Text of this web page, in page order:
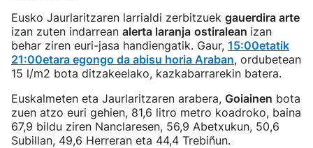
Eusko Jaurlaritzaren larrialdi zerbitzuek gauerdira arte
izan zuten indarrean alerta laranja ostiralean izan
behar ziren euri-jasa handiengatik. Gaur, 15:00etatik
21:00etara egongo da abisu horia Araban, ordubetean
15 l/m2 bota ditzakeelako, kazkabarrarekin batera.
Euskalmeten eta Jaurlaritzaren arabera, Goiainen bota
zuen atzo euri gehien, 81,6 litro metro koadroko, baina
67,9 bildu ziren Nanclaresen, 56,9 Abetxukun, 50,6
Subillan, 49,6 Herreran eta 44,4 Trebiñun.